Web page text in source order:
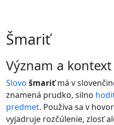
Šmariť
význam a kontext
Slovo šmariťmá v
znamená prudko, silno
predmet. Používa sa v
vyjadruje rozčúlenie, zlosť